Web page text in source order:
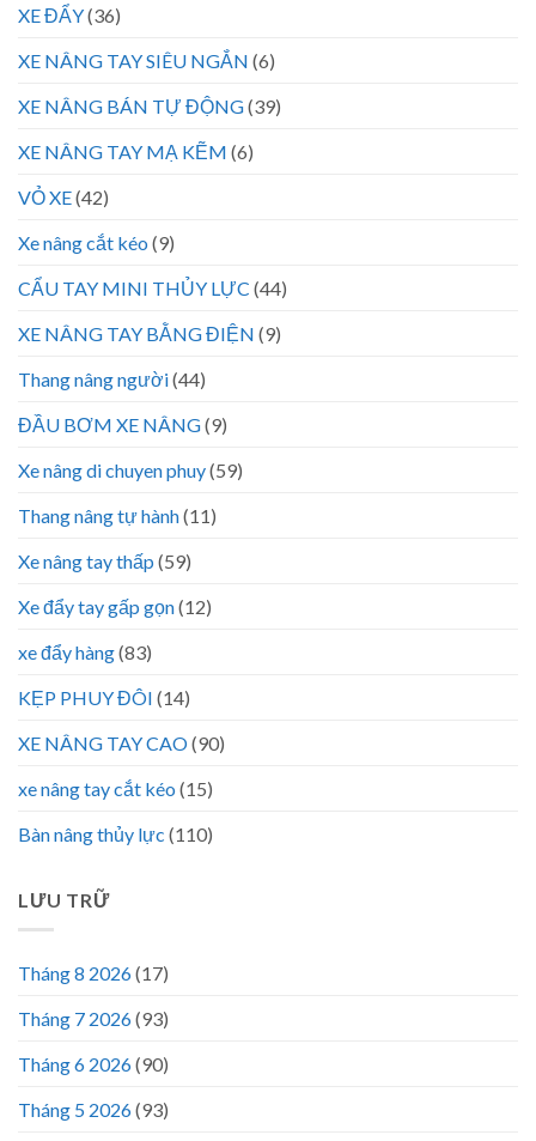
XE ĐẨY(36)
XE NÂNG TAY SIÊU NGẮN (6)
XE NÂNG BÁN TỰ ĐỘNG(39)
XE NÂNG TAY MẠ KẼM (6)
VỎ XE(42)
Xe nâng cắt kéo (9)
CẨU TAY MINI THỦY LỰC (44)
XE NÂNG TAY BẰNG ĐIỆN (9)
Thang nâng người(44)
ĐẦU BƠM XE NÂNG(9)
Xe nâng di chuyen phuy(59)
Thang nâng tự hành(11)
Xe nâng tay thấp (59)
Xe đẩy tay gấp gọn(12)
xe đẩy hàng(83)
KẸP PHUY ĐÔI (14)
XE NÂNG TAY CAO(90)
xe nâng tay cắt kéo (15)
Bàn nâng thủy lực (110)
LƯU TRỮ
Tháng 8 2026(17)
Tháng 7 2026(93)
Tháng 6 2026(90)
Tháng 5 2026(93)